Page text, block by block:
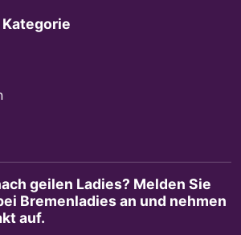
geilen Ladies? Melden Sie
Bremenladies an und nehmen
auf.